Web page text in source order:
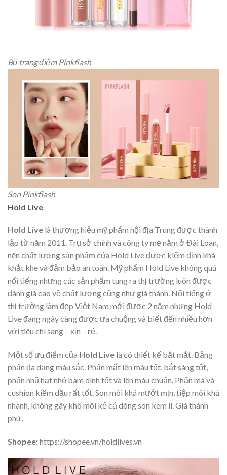
Bộ trang điểm Pinkflash
Son Pinkflash
Hold Live
Hold Live là thương hiệu mỹ phẩm nội địa Trung được thành
lập từ năm 2011. Trụ sở chính và công ty mẹ nằm ở Đài Loan,
nên chất lượng sản phẩm của Hold Live được kiểm định khá
khắt khe và đảm bảo an toàn. Mỹ phẩm Hold Live không quá
nổi tiếng nhưng các sản phẩm tung ra thị trường luôn được
đánh giá cao về chất lượng cũng như giá thành. Nổi tiếng ở
thị trường làm đẹp Việt Nam mới được 2 năm nhưng Hold
Live đang ngày càng được ưa chuộng và biết đến nhiều hơn
với tiêu chí sang – xịn – rẻ.
Một số ưu điểm của Hold Live là có thiết kế bắt mắt. Bảng
phấn đa dạng màu sắc. Phấn mắt lên màu tốt, bắt sáng tốt,
phấn nhũ hạt nhỏ bám dính tốt và lên màu chuẩn. Phấn má và
cushion kiềm dầu rất tốt. Son môi khá mướt mịn, tiệp môi khá
nhanh, không gây khô môi kể cả dòng son kem lì. Giá thành
phù .
Shopee:https://shopee.vn/holdlives.vn